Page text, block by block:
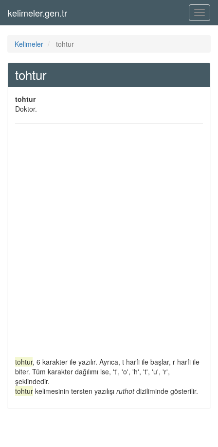
Menü
kelimeler.gen.tr
Kelimeler tohtur
tohtur
tohtur
Doktor.
tohtur, 6 karakter ile yazılır. Ayrıca, t harfi ile başlar, r harfi ile
biter. Tüm karakter dağılımı ise, 't', 'o', 'h', 't', 'u', 'r',
şeklindedir.
tohtur kelimesinin tersten yazılışı ruthotdiziliminde gösterilir.